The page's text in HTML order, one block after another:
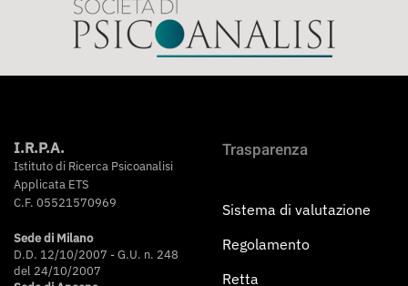
I.R.P.A.
Istituto di Ricerca Psicoanalisi
Applicata ETS
C.F. 05521570969
Sede di Milano
D.D. 12/10/2007 - G.U. n. 248
del 24/10/2007
Trasparenza
Sistema di valutazione
Regolamento
Retta